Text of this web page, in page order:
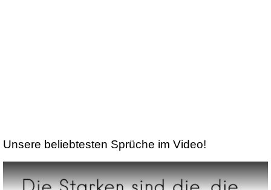
Unsere beliebtesten Sprüche im Video!